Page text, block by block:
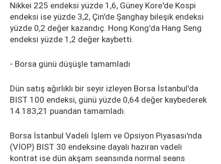
Nikkei 225 endeksi yüzde 1,6, Güney Kore'de Kospi
endeksi ise yüzde 3,2, Çin'de Şanghay bileşik endeksi
yüzde 0,2 değer kazandıç. Hong Kong'da Hang Seng
endeksi yüzde 1,2 değer kaybetti.
- Borsa günü düşüşle tamamladı
Dün satış ağırlıklı bir seyir izleyen Borsa İstanbul'da
BIST 100 endeksi, günü yüzde 0,64 değer kaybederek
14.183,21 puandan tamamladı.
Borsa İstanbul Vadeli İşlem ve Opsiyon Piyasası'nda
(VİOP) BIST 30 endeksine dayalı haziran vadeli
kontrat ise dün akşam seansında normal seans